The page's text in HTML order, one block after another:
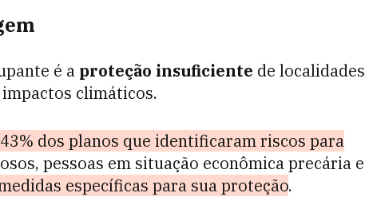
é a proteção insuficiente de localidades
climáticos.
dos planos que identificaram riscos para
pessoas em situação econômica precária e
específicas para sua proteção.